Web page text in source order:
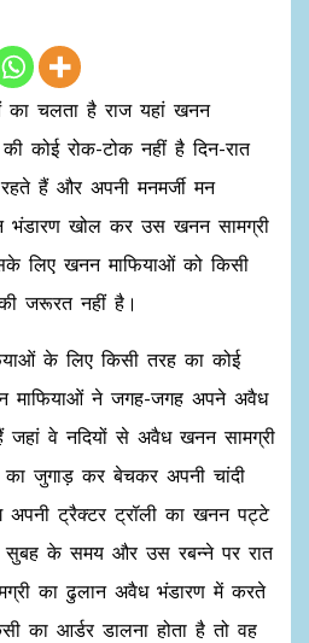
का चलता है राज यहां खनन
कोई रोक-टोक नहीं है दिन-रात
हैं और अपनी मनमर्जी मन
भंडारण खोल कर उस खनन सामग्री
लिए खनन माफियाओं को किसी
जरूरत नहीं है।
के लिए किसी तरह का कोई
माफियाओं ने जगह-जगह अपने अवैध
वे नदियों से अवैध खनन सामग्री
जुगाड़ कर बेचकर अपनी चांदी
ट्रैक्टर ट्रॉली का खनन पट्टे
सुबह के समय और उस रबन्ने पर रात
का ढुलान अवैध भंडारण में करते
का आर्डर डालना होता है तो वह